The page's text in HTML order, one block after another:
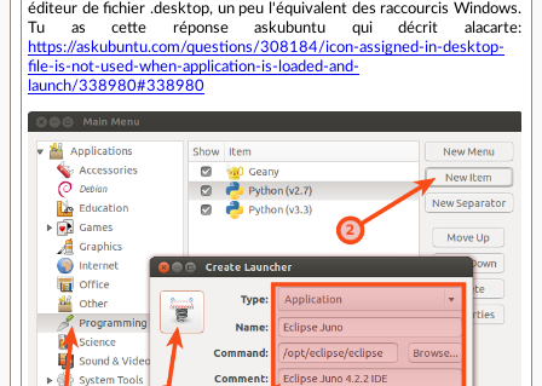
éditeur de fichier .desktop, un peu l'équivalent des raccourcis Windows.
Tu as cette réponse askubuntu qui décrit alacarte:
https://askubuntu.com/questions/308184/icon-assigned-in-desktop-
file-is-not-used-when-application-is-loaded-and-
launch/338980#338980